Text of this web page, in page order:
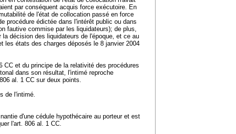
par conséquent acquis force exécutoire. En
de l'état de collocation passé en force
procédure édictée dans l'intérêt public ou dans
fautive commise par les liquidateurs); de plus,
décision des liquidateurs de l'époque, et ce au
les états des charges déposés le 8 janvier 2004
CC et du principe de la relativité des procédures
dans son résultat, l'intimé reproche
al. 1 CC sur deux points.
de l'intimé.
d'une cédule hypothécaire au porteur et est
l'art. 806 al. 1 CC.